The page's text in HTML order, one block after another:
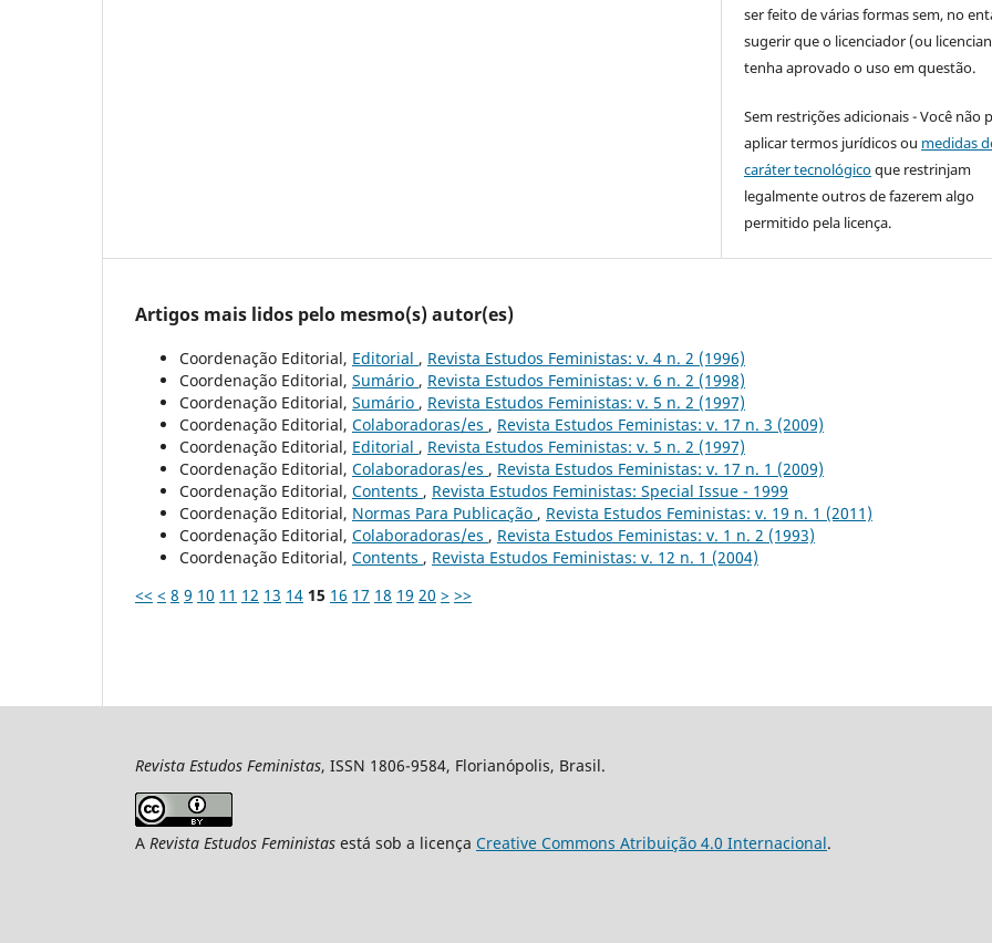
ser feito de várias formas sem, no
sugerir que o licenciador (ou
tenha aprovado o uso em questão.
Sem restrições adicionais - Você não
aplicar termos jurídicos ou medidas
caráter tecnológicoque restrinjam
legalmente outros de fazerem algo
permitido pela licença.
Artigos mais lidos pelo mesmo(s) autor(es)
Coordenação Editorial, Editorial , Revista Estudos Feministas: v. 4 n. 2 (1996)
Coordenação Editorial, Sumário , Revista Estudos Feministas: v. 6 n. 2 (1998)
Coordenação Editorial, Sumário , Revista Estudos Feministas: v. 5 n. 2 (1997)
Coordenação Editorial, Colaboradoras/es , Revista Estudos Feministas: v. 17 n. 3 (2009)
Coordenação Editorial, Editorial , Revista Estudos Feministas: v. 5 n. 2 (1997)
Coordenação Editorial, Colaboradoras/es , Revista Estudos Feministas: v. 17 n. 1 (2009)
Coordenação Editorial, Contents , Revista Estudos Feministas: Special Issue - 1999
Coordenação Editorial, Normas Para Publicação , Revista Estudos Feministas: v. 19 n. 1 (2011)
Coordenação Editorial, Colaboradoras/es , Revista Estudos Feministas: v. 1 n. 2 (1993)
Coordenação Editorial, Contents , Revista Estudos Feministas: v. 12 n. 1 (2004)
<< < 8 9 10 11 12 13 14 15 16 17 18 19 20 > >>
Revista Estudos Feministas, ISSN 1806-9584, Florianópolis, Brasil.
A Revista Estudos Feministas está sob a licença Creative Commons Atribuição 4.0 Internacional.